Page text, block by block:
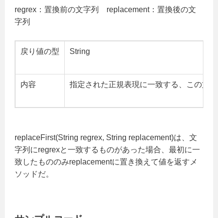
regrex：置換前の文字列 replacement：置換後の文
字列
戻り値の型 String
内容 指定された正規表現に一致する、この文
replaceFirst(String regrex, String replacement)は、文
字列にregrexと一致するものがあった場合、最初に一
致したもののみreplacementに置き換えて値を返すメ
ソッドだ。